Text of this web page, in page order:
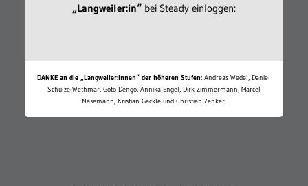
„Langweiler:in“bei Steady einloggen:
DANKE an die „Langweiler:innen“ der höheren Stufen: Andreas Wedel, Daniel
Schulze-Wethmar, Goto Dengo, Annika Engel, Dirk Zimmermann, Marcel
Nasemann, Kristian Gäckle und Christian Zenker.